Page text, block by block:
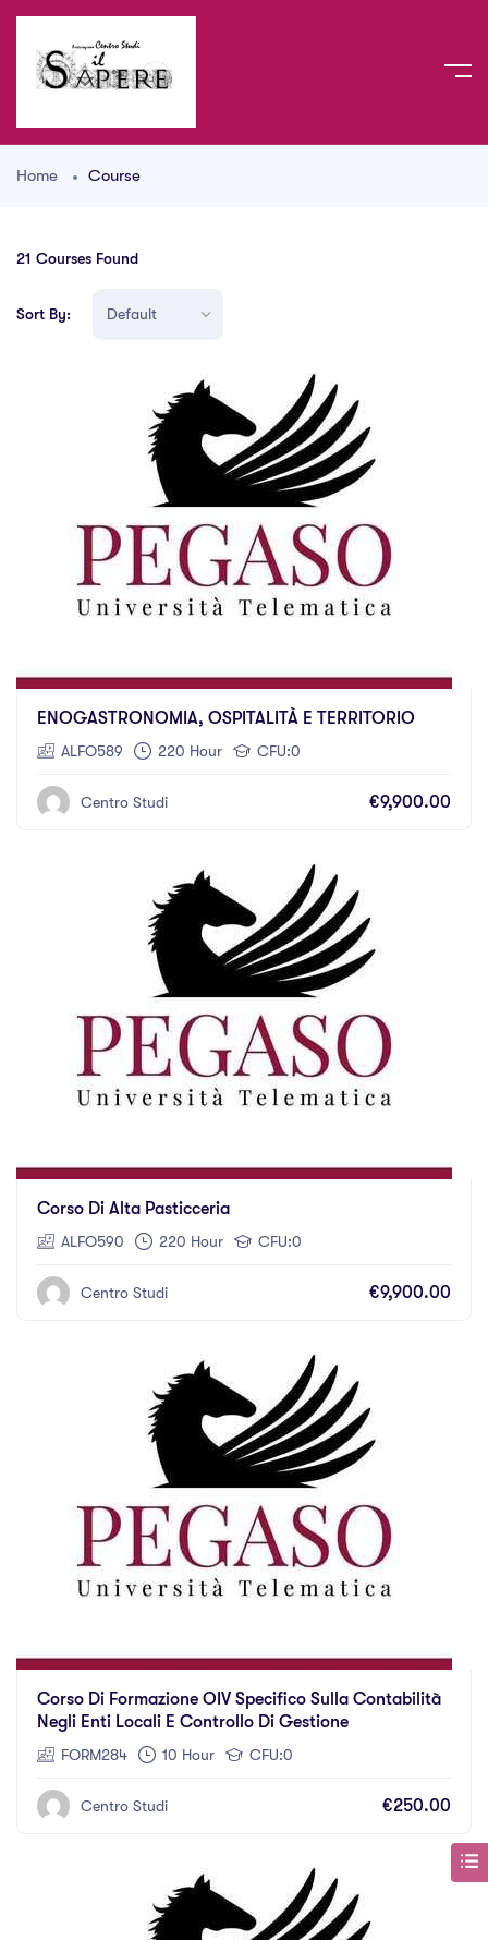
Home Course
21 Courses Found
Sort By:
ENOGASTRONOMIA, OSPITALITÀ E TERRITORIO
ALFO589 220 Hour CFU:0
Centro Studi €9,900.00
Corso Di Alta Pasticceria
ALFO590 220 Hour CFU:0
Centro Studi €9,900.00
Corso Di Formazione OIV Specifico Sulla Contabilità
Negli Enti Locali E Controllo Di Gestione
FORM284 10 Hour CFU:0
Centro Studi €250.00